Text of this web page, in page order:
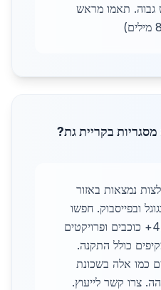
גבוה. תאמו מראש
בקריית גת?
נמצאות באזור
בגוגל ובפייסבוק. חפשו
הסמכות SII, ביקורות 4.5+ כוכבים ופרויקטים
כולל התקנה.
כמו אלה בשכונת
צרו קשר לייעוץ.